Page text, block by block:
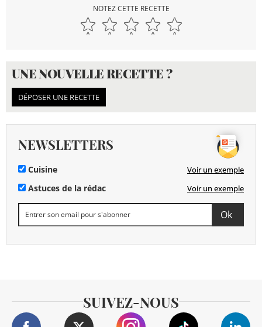
NOTEZ CETTE RECETTE
UNE NOUVELLE RECETTE ?
DÉPOSER UNE RECETTE
NEWSLETTERS
Cuisine Voir un exemple
Astuces de la rédac Voir un exemple
SUIVEZ-NOUS